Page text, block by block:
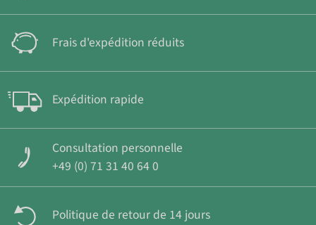
Frais d'expédition réduits
Expédition rapide
Consultation personnelle
+49 (0) 71 31 40 64 0
Politique de retour de 14 jours